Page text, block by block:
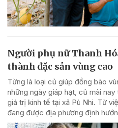
Người phụ nữ Thanh
thành đặc sản vùng cao
Từng là loại củ giúp đồng bào
những ngày giáp hạt, củ mài nay
giá trị kinh tế tại xã Pù Nhi. Từ
đang được địa phương định